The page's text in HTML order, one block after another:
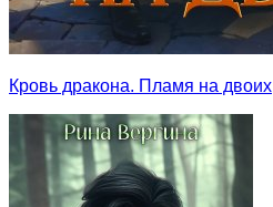
Кровь дракона. Пламя на двоих